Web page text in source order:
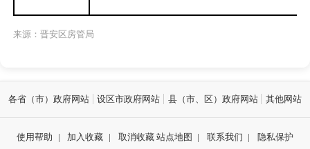
来源：晋安区房管局
各省（市）政府网站 设区市政府网站 县（市、区）政府网站 其他网站
使用帮助 | 加入收藏 | 取消收藏 站点地图 | 联系我们 |
隐私保护